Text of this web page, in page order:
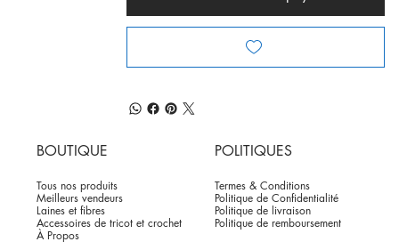
BOUTIQUE
Tous nos produits
Meilleurs vendeurs
Laines et fibres
Accessoires de tricot et crochet
À Propos
POLITIQUES
Termes & Conditions
Politique de Confidentialité
Politique de livraison
Politique de remboursement